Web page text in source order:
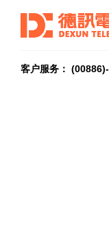
客户服务：